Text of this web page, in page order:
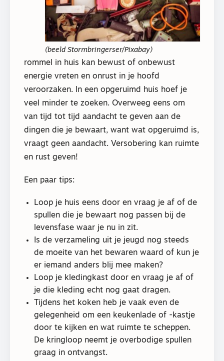
(beeld Stormbringerser/Pixabay)
rommel in huis kan bewust of onbewust
energie vreten en onrust in je hoofd
veroorzaken. In een opgeruimd huis hoef je
veel minder te zoeken. Overweeg eens om
van tijd tot tijd aandacht te geven aan de
dingen die je bewaart, want wat opgeruimd is,
vraagt geen aandacht. Versobering kan ruimte
en rust geven!
Een paar tips:
Loop je huis eens door en vraag je af of de
spullen die je bewaart nog passen bij de
levensfase waar je nu in zit.
Is de verzameling uit je jeugd nog steeds
de moeite van het bewaren waard of kun je
er iemand anders blij mee maken?
Loop je kledingkast door en vraag je af of
je die kleding echt nog gaat dragen.
Tijdens het koken heb je vaak even de
gelegenheid om een keukenlade of -kastje
door te kijken en wat ruimte te scheppen.
De kringloop neemt je overbodige spullen
graag in ontvangst.